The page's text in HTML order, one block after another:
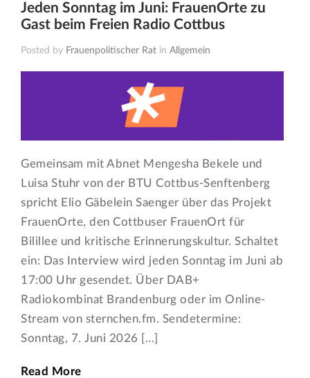
Jeden Sonntag im Juni: FrauenOrte zu
Gast beim Freien Radio Cottbus
Posted by Frauenpolitischer Rat inAllgemein
Gemeinsam mit Abnet Mengesha Bekele und
Luisa Stuhr von der BTU Cottbus-Senftenberg
spricht Elio Gäbelein Saenger über das Projekt
FrauenOrte, den Cottbuser FrauenOrt für
Bilillee und kritische Erinnerungskultur. Schaltet
ein: Das Interview wird jeden Sonntag im Juni ab
17:00 Uhr gesendet. Über DAB+
Radiokombinat Brandenburg oder im Online-
Stream von sternchen.fm. Sendetermine:
Sonntag, 7. Juni 2026 […]
Read More